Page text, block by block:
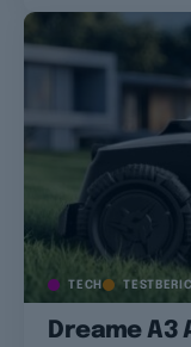
TECH
Dreame A3